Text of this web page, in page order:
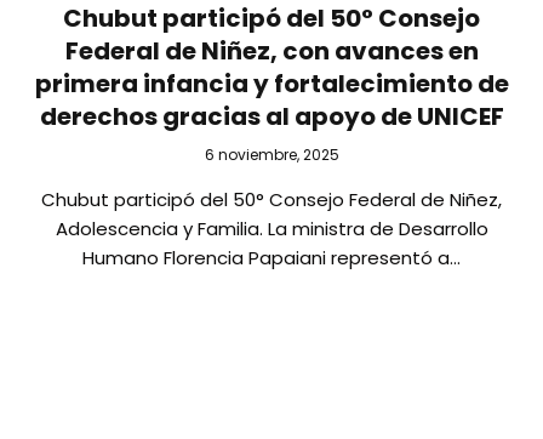
Chubut participó del 50° Consejo
Federal de Niñez, con avances en
primera infancia y fortalecimiento de
derechos gracias al apoyo de UNICEF
6 noviembre, 2025
Chubut participó del 50° Consejo Federal de Niñez,
Adolescencia y Familia. La ministra de Desarrollo
Humano Florencia Papaiani representó a…